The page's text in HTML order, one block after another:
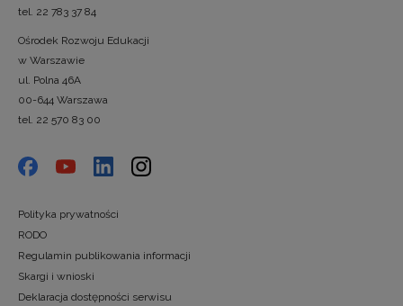
tel. 22 783 37 84
Ośrodek Rozwoju Edukacji
w Warszawie
ul. Polna 46A
00-644 Warszawa
tel. 22 570 83 00
Polityka prywatności
RODO
Regulamin publikowania informacji
Skargi i wnioski
Deklaracja dostępności serwisu